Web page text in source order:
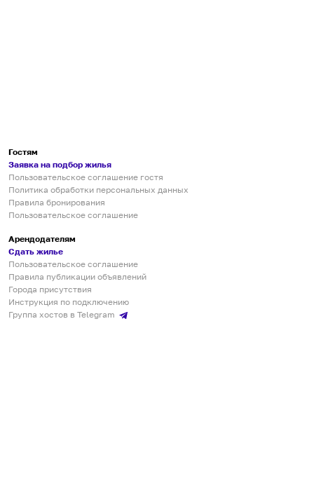
Гостям
Заявка на подбор жилья
Пользовательское соглашение гостя
Политика обработки персональных данных
Правила бронирования
Пользовательское соглашение
Арендодателям
Сдать жилье
Пользовательское соглашение
Правила публикации объявлений
Города присутствия
Инструкция по подключению
Группа хостов в Telegram